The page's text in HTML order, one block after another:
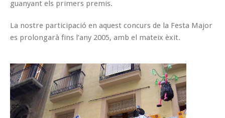
guanyant els primers premis.
La nostre participació en aquest concurs de la Festa Major
es prolongarà fins l’any 2005, amb el mateix èxit.